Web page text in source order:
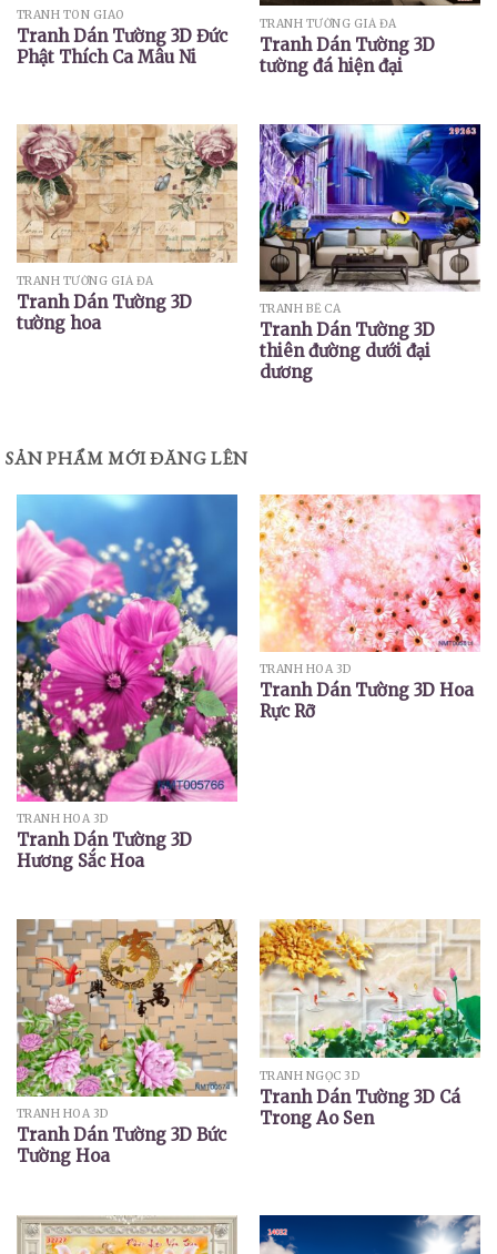
TRANH TÔN GIÁO
Tranh Dán Tường 3D Đức
Phật Thích Ca Mâu Ni
TRANH TƯỜNG GIẢ ĐÁ
Tranh Dán Tường 3D
tường đá hiện đại
TRANH TƯỜNG GIẢ ĐÁ
Tranh Dán Tường 3D
tường hoa
TRANH BỂ CÁ
Tranh Dán Tường 3D
thiên đường dưới đại
dương
SẢN PHẨM MỚI ĐĂNG LÊN
TRANH HOA 3D
Tranh Dán Tường 3D
Hương Sắc Hoa
TRANH HOA 3D
Tranh Dán Tường 3D Hoa
Rực Rỡ
TRANH HOA 3D
Tranh Dán Tường 3D Bức
Tường Hoa
TRANH NGỌC 3D
Tranh Dán Tường 3D Cá
Trong Ao Sen